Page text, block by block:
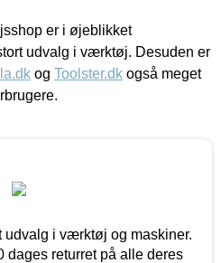
er i øjeblikket
udvalg i værktøj. Desuden er
og Toolster.dk også meget
udvalg i værktøj og maskiner.
dages returret på alle deres